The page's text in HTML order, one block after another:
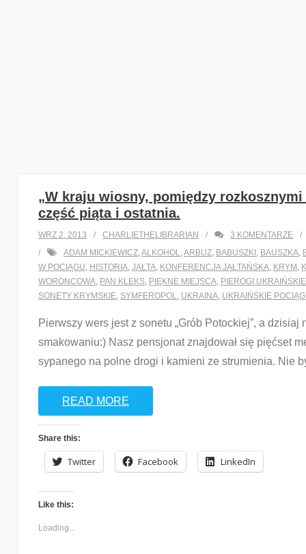
„W kraju wiosny, pomiędzy
część piąta i ostatnia.
WRZ 2, 2013 CHARLIETHELIBRARIAN 3 KOMENTARZE
ADAM MICKIEWICZ,ALKOHOL,ARBUZ, BABUSZKI , BAUSZKA,
W POCIĄGU, HISTORIA, JAŁTA, KONFERENCJA JAŁTAŃSKA, KRYM ,
WORONCOWA, PAN KLEKS, PIĘKNE MIEJSCA, PIEROGI UKRAIŃSKIE
SONETY KRYMSKIE, SYMFEROPOL, UKRAINA, UKRAIŃSKIE
Pierwszy wers jest z sonetu „Grób Potockiej”, a
smakowaniu:) Nasz pensjonat znajdował się pięćset
sypanego na polne drogi i kamieni ze strumienia. Nie
READ MORE
Share this:
Twitter Facebook LinkedIn
Like this:
Loading...